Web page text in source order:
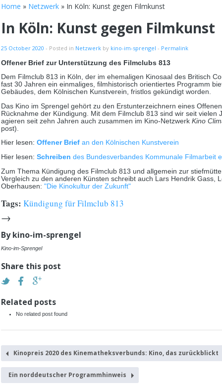
Home » Netzwerk » In Köln: Kunst gegen Filmkunst
In Köln: Kunst gegen Filmkunst
25 October 2020 - Posted in Netzwerk by kino-im-sprengel - Permalink
Offener Brief zur Unterstützung des Filmclubs 813
Dem Filmclub 813 in Köln, der im ehemaligen Kinosaal des Britisch
fast 30 Jahren ein einmaliges, filmhistorisch orientiertes Programm
Gebäudes, dem Kölnischen Kunstverein, fristlos gekündigt worden.
Das Kino im Sprengel gehört zu den Erstunterzeichnern eines
Rücknahme der Kündigung. Mit dem Filmclub 813 sind wir seit vielen
agieren seit zehn Jahren auch zusammen im Kino-Netzwerk Kino
post).
Hier lesen: Offener Brief an den Kölnischen Kunstverein
Hier lesen: Schreiben des Bundesverbandes Kommunale Filmarbeit
Zum Thema Kündigung des Filmclub 813 und allgemein zur
Vergleich zu den anderen Künsten schreibt auch Lars Hendrik Gass,
Oberhausen: "Die Kinokultur der Zukunft"
Tags: Kündigung für Filmclub 813
→
Bykino-im-sprengel
Kino-im-Sprengel
Share this post
Related posts
No related post found
Kinopreis 2020 des Kinematheksverbunds: Kino, das zurückblickt
Ein norddeutscher Programmhinweis